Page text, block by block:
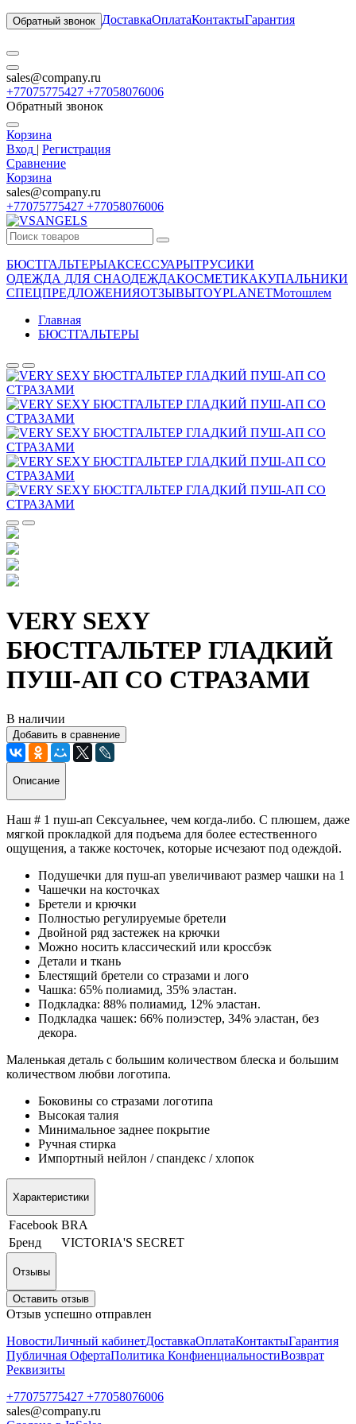
Обратный звонок ДоставкаОплатаКонтактыГарантия
sales@company.ru
+77075775427 +77058076006
Обратный звонок
Корзина
Вход | Регистрация
Сравнение
Корзина
sales@company.ru
+77075775427 +77058076006
БЮСТГАЛЬТЕРЫАКСЕССУАРЫТРУСИКИ
ОДЕЖДА ДЛЯ СНАОДЕЖДАКОСМЕТИКАКУПАЛЬНИКИ
СПЕЦПРЕДЛОЖЕНИЯОТЗЫВЫTOYPLANETМотошлем
Главная
БЮСТГАЛЬТЕРЫ
VERY SEXY
БЮСТГАЛЬТЕР ГЛАДКИЙ
ПУШ-АП СО СТРАЗАМИ
В наличии
Добавить в сравнение
Описание
Наш # 1 пуш-ап Сексуальнее, чем когда-либо. С плюшем, даже
мягкой прокладкой для подъема для более естественного
ощущения, а также косточек, которые исчезают под одеждой.
Подушечки для пуш-ап увеличивают размер чашки на 1
Чашечки на косточках
Бретели и крючки
Полностью регулируемые бретели
Двойной ряд застежек на крючки
Можно носить классический или кроссбэк
Детали и ткань
Блестящий бретели со стразами и лого
Чашка: 65% полиамид, 35% эластан.
Подкладка: 88% полиамид, 12% эластан.
Подкладка чашек: 66% полиэстер, 34% эластан, без
декора.
Маленькая деталь с большим количеством блеска и большим
количеством любви логотипа.
Боковины со стразами логотипа
Высокая талия
Минимальное заднее покрытие
Ручная стирка
Импортный нейлон / спандекс / хлопок
Характеристики
Facebook BRA
Бренд
VICTORIA'S SECRET
Отзывы
Оставить отзыв
Отзыв успешно отправлен
НовостиЛичный кабинетДоставкаОплатаКонтактыГарантия
Публичная ОфертаПолитика КонфиенциальностиВозврат
Реквизиты
+77075775427 +77058076006
sales@company.ru